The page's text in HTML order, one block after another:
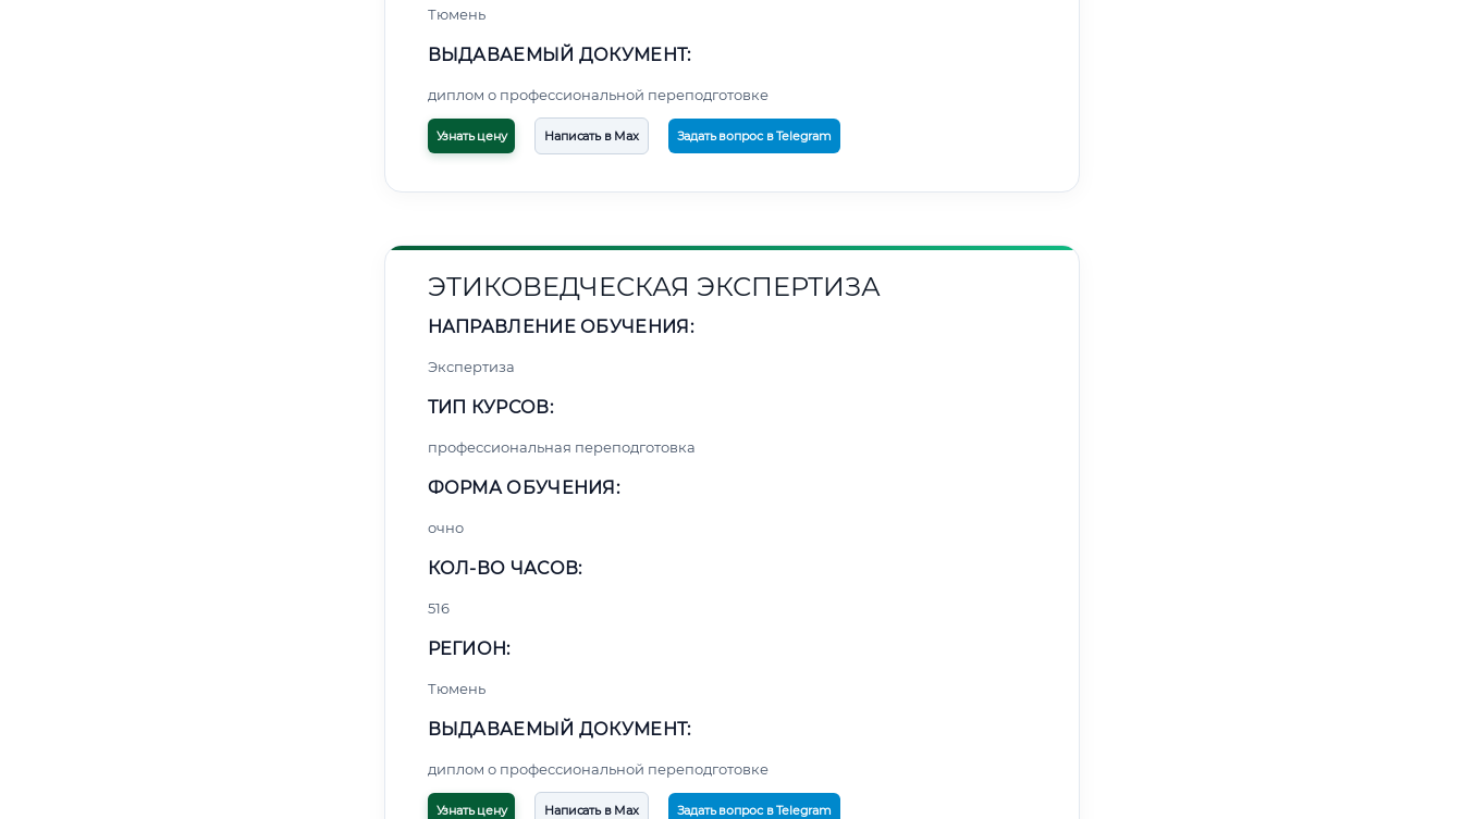
Тюмень
ВЫДАВАЕМЫЙ ДОКУМЕНТ:
диплом о профессиональной переподготовке
Узнать цену Написать в Max Задать вопрос в Telegram
ЭТИКОВЕДЧЕСКАЯ ЭКСПЕРТИЗА
НАПРАВЛЕНИЕ ОБУЧЕНИЯ:
Экспертиза
ТИП КУРСОВ:
профессиональная переподготовка
ФОРМА ОБУЧЕНИЯ:
очно
КОЛ-ВО ЧАСОВ:
516
РЕГИОН:
Тюмень
ВЫДАВАЕМЫЙ ДОКУМЕНТ:
диплом о профессиональной переподготовке
Узнать цену Написать в Max Задать вопрос в Telegram